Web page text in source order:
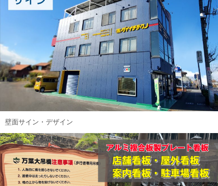
壁面サイン・デザイン